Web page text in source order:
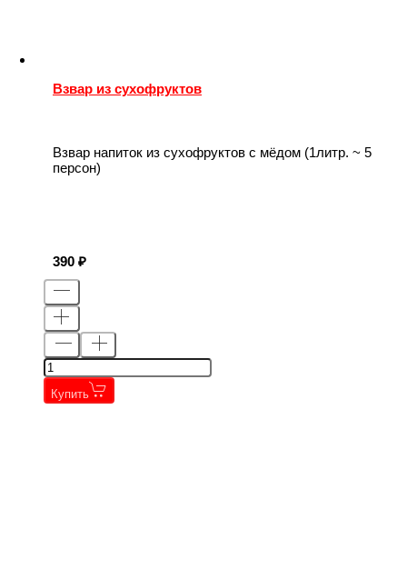
Взвар из сухофруктов
Взвар напиток из сухофруктов с мёдом (1литр. ~ 5
персон)
390
Купить